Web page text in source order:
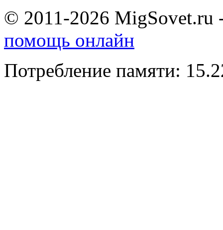
© 2011-2026 MigSovet.ru
помощь онлайн
Потребление памяти: